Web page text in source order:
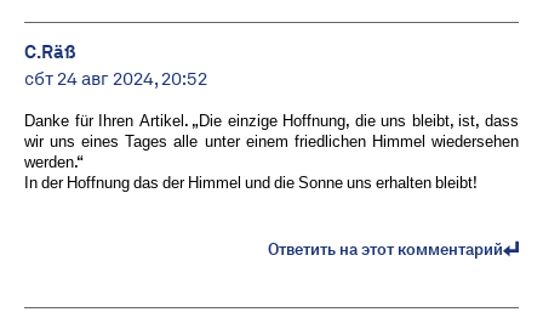
C.Räß
сбт 24 авг 2024, 20:52
Danke für Ihren Artikel. „Die einzige Hoffnung, die uns bleibt, ist, dass
wir uns eines Tages alle unter einem friedlichen Himmel wiedersehen
werden.“
In der Hoffnung das der Himmel und die Sonne uns erhalten bleibt!
Ответить на этот комментарий